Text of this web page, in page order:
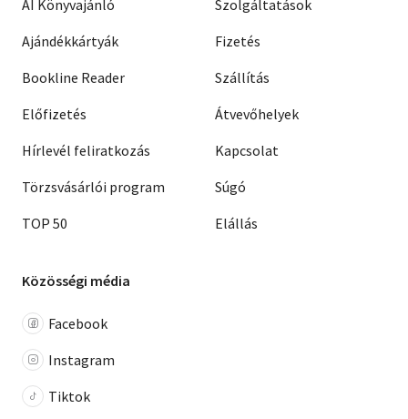
AI Könyvajánló
Ajándékkártyák
Bookline Reader
Előfizetés
Hírlevél feliratkozás
Törzsvásárlói program
TOP 50
Szolgáltatások
Fizetés
Szállítás
Átvevőhelyek
Kapcsolat
Súgó
Elállás
Közösségi média
Facebook
Instagram
Tiktok